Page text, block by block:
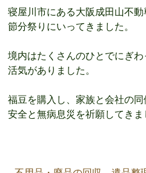
寝屋川市にある大阪成田山不動
節分祭りにいってきました。
境内はたくさんのひとでにぎわ
活気がありました。
福豆を購入し、家族と会社の同
安全と無病息災を祈願してきま